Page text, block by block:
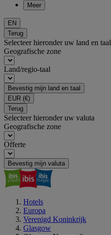
Meer
EN
Terug
Selecteer hieronder uw land en taal
Geografische zone
Land/regio-taal
Bevestig mijn land en taal
EUR (€)
Terug
Selecteer hieronder uw valuta
Geografische zone
Offerte
Bevestig mijn valuta
Hotels
Europa
Verenigd Koninkrijk
Glasgow